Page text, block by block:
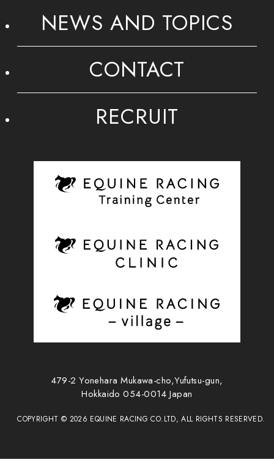
NEWS AND TOPICS
CONTACT
RECRUIT
479-2 Yonehara Mukawa-cho,Yufutsu-gun,
Hokkaido 054-0014 Japan
COPYRIGHT © 2026 EQUINE RACING CO.LTD, ALL RIGHTS RESERVED.